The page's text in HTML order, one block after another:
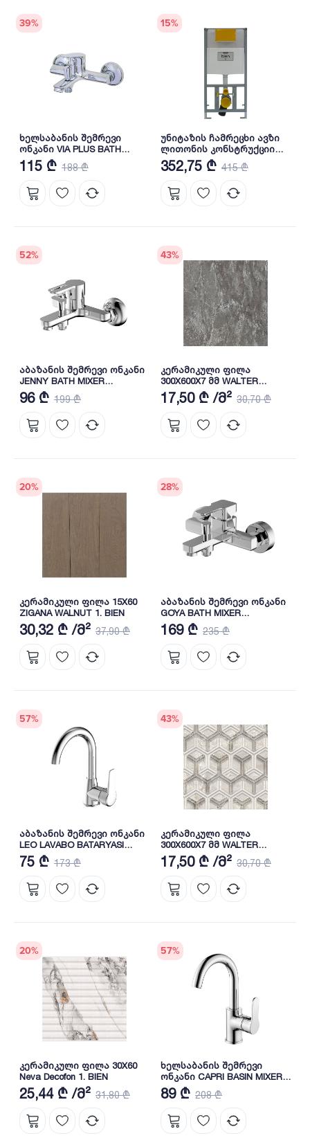
39%
ხელსაბანის შემრევი
ონკანი VIA PLUS BATH
MIXER BB01043102 BIEN
115 ₾ 188 ₾
15%
უნიტაზის ჩამრეცხი ავზი
ლითონის კონსტრუქციით
SUPREME PRO-D
CONCEALEDIN CISTERN 3/6LT
SUCD630000TBO BIEN
352,75 ₾ 415 ₾
52%
აბაზანის შემრევი ონკანი
JENNY BATH MIXER
BB01050106 BIEN
96 ₾ 199 ₾
43%
კერამიკული ფილა
300X600X7 მმ WALTER
ANTHRACITE 1 BIEN
17,50 ₾ /მ² 30,70 ₾
20%
კერამიკული ფილა 15X60
ZIGANA WALNUT 1. BIEN
30,32 ₾ /მ² 37,90 ₾
28%
აბაზანის შემრევი ონკანი
GOYA BATH MIXER
BB01062102 BIEN
169 ₾ 235 ₾
57%
აბაზანის შემრევი ონკანი
LEO LAVABO BATARYASI
BL31061104 BIEN
75 ₾ 173 ₾
43%
კერამიკული ფილა
300X600X7 მმ WALTER
DECOFON 1 BIEN
17,50 ₾ /მ² 30,70 ₾
20%
კერამიკული ფილა 30X60
Neva Decofon 1. BIEN
25,44 ₾ /მ² 31,80 ₾
57%
ხელსაბანის შემრევი
ონკანი CAPRI BASIN MIXER
BL31042104 BIEN
89 ₾ 208 ₾